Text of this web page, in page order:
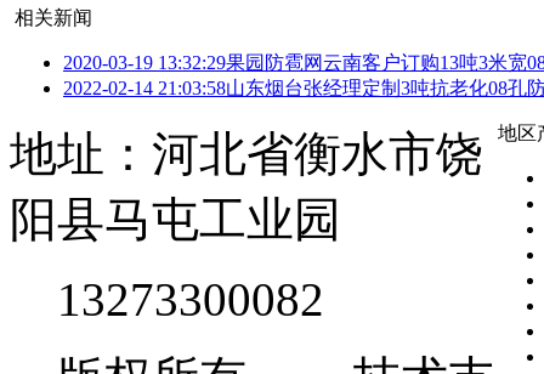
相关新闻
2020-03-19 13:32:29果园防雹网云南客户订购13吨3米宽
2022-02-14 21:03:58山东烟台张经理定制3吨抗老化08孔
地区
地址：河北省衡水市饶
阳县马屯工业园
13273300082